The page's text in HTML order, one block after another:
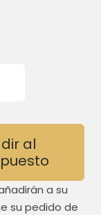
al
a su
su pedido de